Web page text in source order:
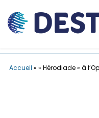
Accueil » « Hérodiade » à